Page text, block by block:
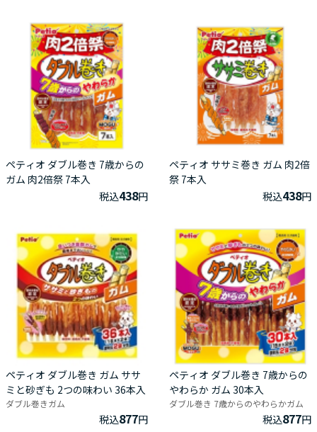
ペティオ ダブル巻き 7歳からの
ガム 肉2倍祭 7本入
税込438円
ペティオ ササミ巻き ガム 肉2倍
祭 7本入
税込438円
ペティオ ダブル巻き ガム ササ
ミと砂ぎも 2つの味わい 36本入
ダブル巻きガム
税込877円
ペティオ ダブル巻き 7歳からの
やわらか ガム 30本入
ダブル巻き 7歳からのやわらかガム
税込877円